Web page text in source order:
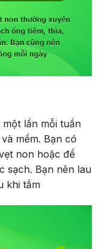
lần mỗi tuần
mềm. Bạn có
non hoặc để
sạch. Bạn nên lau
khi tắm